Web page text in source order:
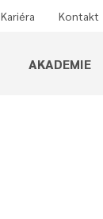
Kariéra Kontakt
AKADEMIE